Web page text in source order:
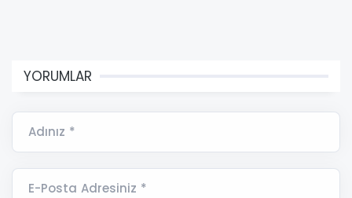
YORUMLAR
Adınız *
E-Posta Adresiniz *